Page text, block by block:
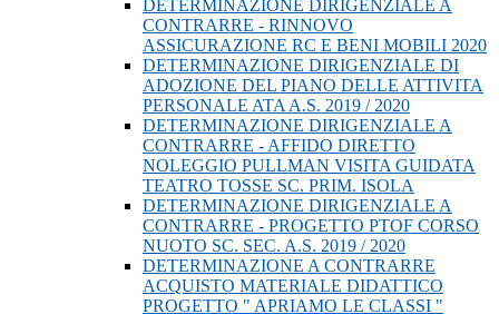
DETERMINAZIONE DIRIGENZIALE A
CONTRARRE - RINNOVO
ASSICURAZIONE RC E BENI MOBILI 2020
DETERMINAZIONE DIRIGENZIALE DI
ADOZIONE DEL PIANO DELLE ATTIVITA
PERSONALE ATA A.S. 2019 / 2020
DETERMINAZIONE DIRIGENZIALE A
CONTRARRE - AFFIDO DIRETTO
NOLEGGIO PULLMAN VISITA GUIDATA
TEATRO TOSSE SC. PRIM. ISOLA
DETERMINAZIONE DIRIGENZIALE A
CONTRARRE - PROGETTO PTOF CORSO
NUOTO SC. SEC. A.S. 2019 / 2020
DETERMINAZIONE A CONTRARRE
ACQUISTO MATERIALE DIDATTICO
PROGETTO " APRIAMO LE CLASSI "